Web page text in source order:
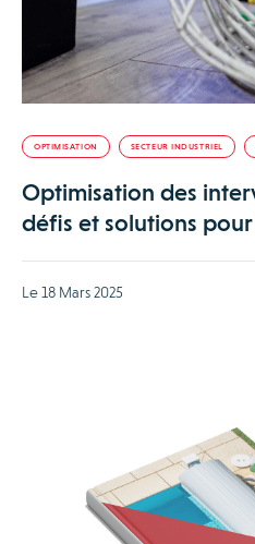
OPTIMISATION SECTEUR INDUSTRIEL
Optimisation des
défis et solutions
Le 18 Mars 2025